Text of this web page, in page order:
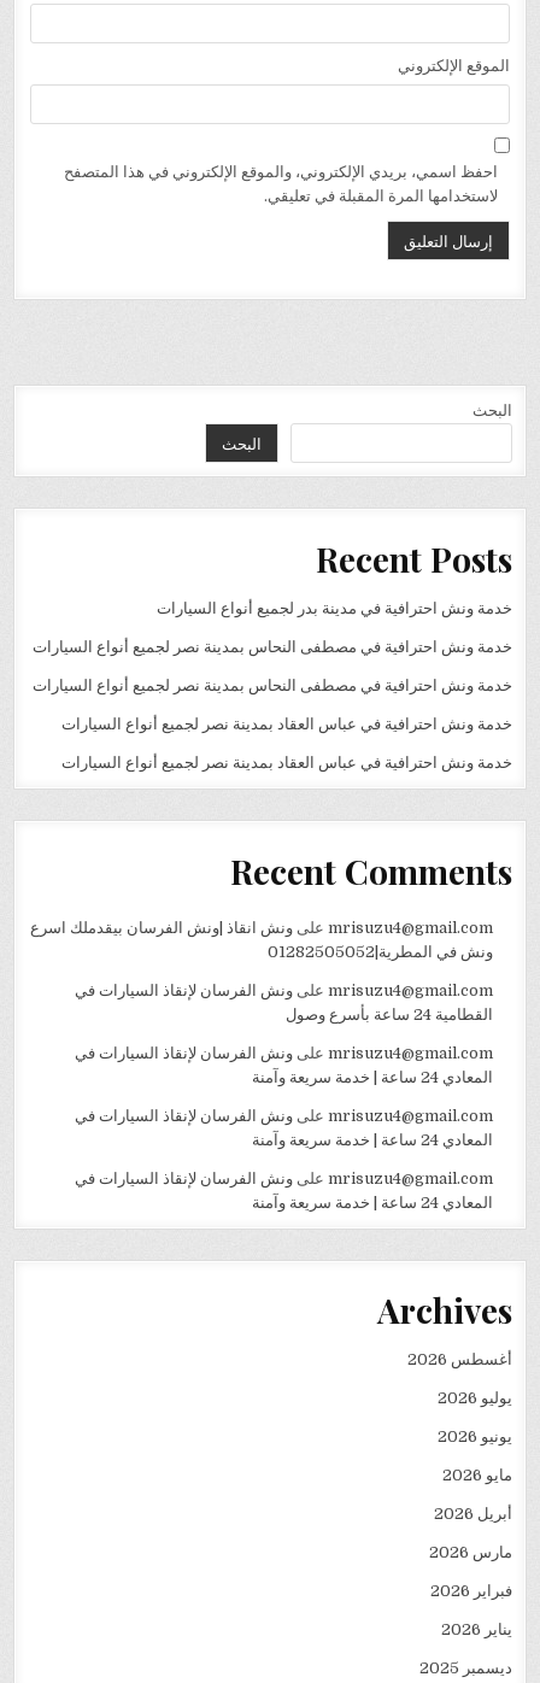
الموقع الإلكتروني
احفظ اسمي، بريدي الإلكتروني، والموقع الإلكتروني في هذا المتصفح
لاستخدامها المرة المقبلة في تعليقي.
البحث
البحث
Recent Posts
خدمة ونش احترافية في مدينة بدر لجميع أنواع السيارات
خدمة ونش احترافية في مصطفى النحاس بمدينة نصر لجميع أنواع السيارات
خدمة ونش احترافية في مصطفى النحاس بمدينة نصر لجميع أنواع السيارات
خدمة ونش احترافية في عباس العقاد بمدينة نصر لجميع أنواع السيارات
خدمة ونش احترافية في عباس العقاد بمدينة نصر لجميع أنواع السيارات
Recent Comments
mrisuzu4@gmail.comعلى ونش انقاذ |ونش الفرسان بيقدملك اسرع
ونش في المطرية|01282505052
mrisuzu4@gmail.comعلى ونش الفرسان لإنقاذ السيارات في
القطامية 24 ساعة بأسرع وصول
mrisuzu4@gmail.comعلى ونش الفرسان لإنقاذ السيارات في
المعادي 24 ساعة | خدمة سريعة وآمنة
mrisuzu4@gmail.comعلى ونش الفرسان لإنقاذ السيارات في
المعادي 24 ساعة | خدمة سريعة وآمنة
mrisuzu4@gmail.comعلى ونش الفرسان لإنقاذ السيارات في
المعادي 24 ساعة | خدمة سريعة وآمنة
Archives
أغسطس 2026
يوليو 2026
يونيو 2026
مايو 2026
أبريل 2026
مارس 2026
فبراير 2026
يناير 2026
ديسمبر 2025